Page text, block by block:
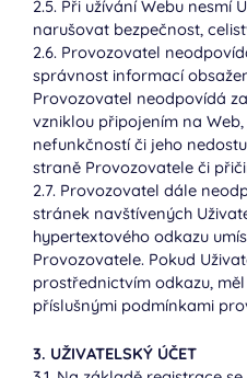
2.5. Při užívání Webu nesmí
narušovat bezpečnost,
2.6. Provozovatel
správnost informací
Provozovatel neodpovídá
vzniklou připojením na
nefunkčností či jeho
straně Provozovatele či
2.7. Provozovatel dále
stránek navštívených
hypertextového odkazu
Provozovatele. Pokud
prostřednictvím odkazu,
příslušnými podmínkami
3. UŽIVATELSKÝ ÚČET